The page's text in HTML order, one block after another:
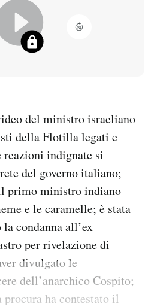
del ministro israeliano
della Flotilla legati e
indignate si
del governo italiano;
primo ministro indiano
e le caramelle; è stata
condanna all’ex
per rivelazione di
divulgato le
dell’anarchico Cospito;
ha contestato il